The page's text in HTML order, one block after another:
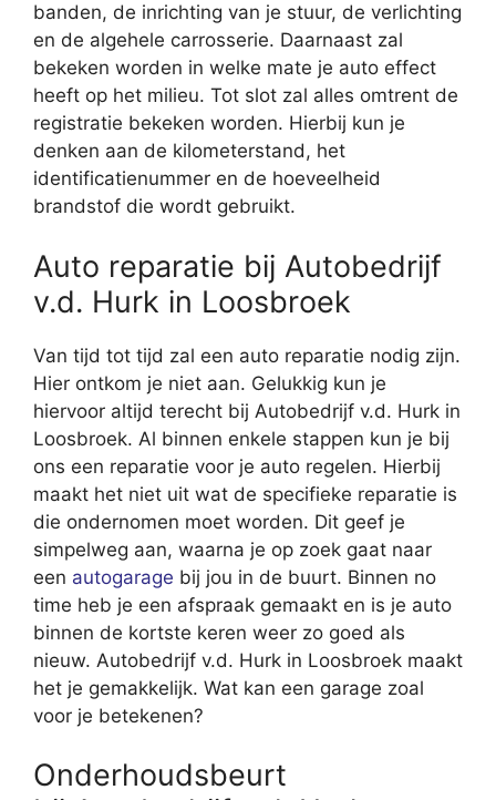
banden, de inrichting van je stuur, de verlichting
en de algehele carrosserie. Daarnaast zal
bekeken worden in welke mate je auto effect
heeft op het milieu. Tot slot zal alles omtrent de
registratie bekeken worden. Hierbij kun je
denken aan de kilometerstand, het
identificatienummer en de hoeveelheid
brandstof die wordt gebruikt.
Auto reparatie bij Autobedrijf
v.d. Hurk in Loosbroek
Van tijd tot tijd zal een auto reparatie nodig zijn.
Hier ontkom je niet aan. Gelukkig kun je
hiervoor altijd terecht bij Autobedrijf v.d. Hurk in
Loosbroek. Al binnen enkele stappen kun je bij
ons een reparatie voor je auto regelen. Hierbij
maakt het niet uit wat de specifieke reparatie is
die ondernomen moet worden. Dit geef je
simpelweg aan, waarna je op zoek gaat naar
een autogarage bij jou in de buurt. Binnen no
time heb je een afspraak gemaakt en is je auto
binnen de kortste keren weer zo goed als
nieuw. Autobedrijf v.d. Hurk in Loosbroek maakt
het je gemakkelijk. Wat kan een garage zoal
voor je betekenen?
Onderhoudsbeurt